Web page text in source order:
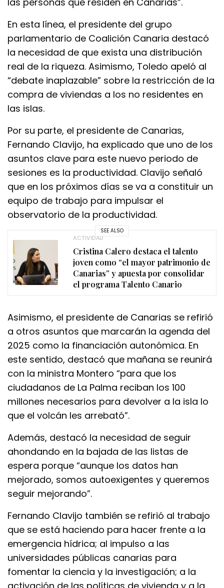
En esta línea, el presidente del grupo
parlamentario de Coalición Canaria destacó
la necesidad de que exista una distribución
real de la riqueza. Asimismo, Toledo apeló al
“debate inaplazable” sobre la restricción de la
compra de viviendas a los no residentes en
las islas.
Por su parte, el presidente de Canarias,
Fernando Clavijo, ha explicado que uno de los
asuntos clave para este nuevo periodo de
sesiones es la productividad. Clavijo señaló
que en los próximos días se va a constituir un
equipo de trabajo para impulsar el
observatorio de la productividad.
SEE ALSO
ACTIVIDAD
Cristina Calero destaca el talento
joven como “el mayor patrimonio de
Canarias” y apuesta por consolidar
el programa Talento Canario
Asimismo, el presidente de Canarias se refirió
a otros asuntos que marcarán la agenda del
2025 como la financiación autonómica. En
este sentido, destacó que mañana se reunirá
con la ministra Montero “para que los
ciudadanos de La Palma reciban los 100
millones necesarios para devolver a la isla lo
que el volcán les arrebató”.
Además, destacó la necesidad de seguir
ahondando en la bajada de las listas de
espera porque “aunque los datos han
mejorado, somos autoexigentes y queremos
seguir mejorando”.
Fernando Clavijo también se refirió al trabajo
que se está haciendo para hacer frente a la
emergencia hídrica; al impulso a las
universidades públicas canarias para
fomentar la ciencia y la investigación; a la